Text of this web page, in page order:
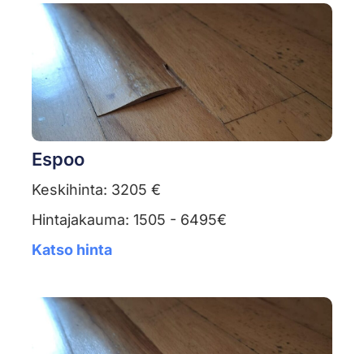
Espoo
Keskihinta: 3205 €
Hintajakauma: 1505 - 6495€
Katso hinta